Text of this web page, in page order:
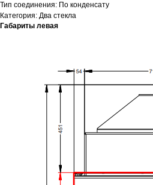
Тип соединения: По конденсату
Категория: Два стекла
Габариты левая